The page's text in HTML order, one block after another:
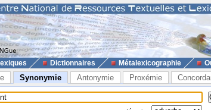
Dictionnaires Métalexicographie
Synonymie Antonymie Proxémie